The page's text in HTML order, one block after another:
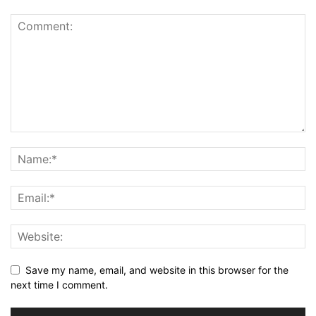
Save my name, email, and website in this browser for the
next time I comment.